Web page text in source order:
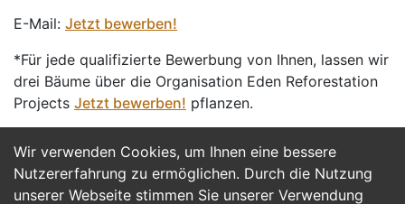
Wir verwenden Cookies, um Ihnen eine bessere
Nutzererfahrung zu ermöglichen. Durch die Nutzung
unserer Webseite stimmen Sie unserer Verwendung
E-Mail: Jetzt bewerben!
*Für jede qualifizierte Bewerbung von Ihnen, lassen wir
drei Bäume über die Organisation Eden Reforestation
Projects Jetzt bewerben! pflanzen.
Jetzt Bewerben